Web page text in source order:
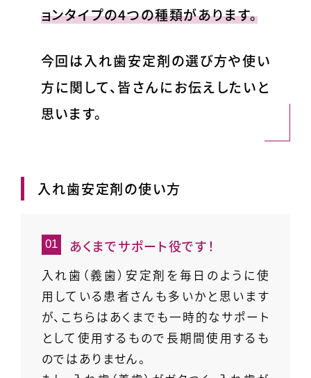
ョンタイプの4つの種類があります。
今回は入れ歯安定剤の選び方や使い
方に関して、皆さんにお伝えしたいと
思います。
入れ歯安定剤の使い方
あくまでサポート役です！
入れ歯（義歯）安定剤を毎日のように使
用している患者さんも多いかと思います
が、こちらはあくまでも一時的なサポート
として使用するもので長期間使用するも
のではありません。